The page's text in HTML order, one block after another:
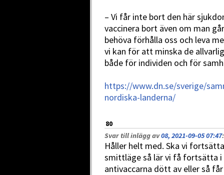
– Vi får inte bort den här
vaccinera bort även om man
behöva förhålla oss och leva
vi kan för att minska de
både för individen och för
https://www.dn.se/sverige/
nordiska-landerna/
80
Svar till inlägg av08, 2021-09-05 07:47:
Håller helt med. Ska vi
smittläge så lär vi få fortsätta i
antivaccarna dött av eller så